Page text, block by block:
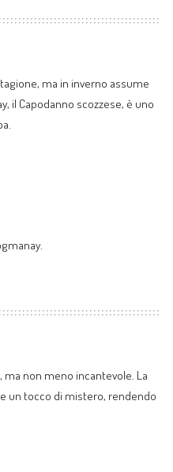
ma in inverno assume
il Capodanno scozzese, è uno
non meno incantevole. La
un tocco di mistero, rendendo